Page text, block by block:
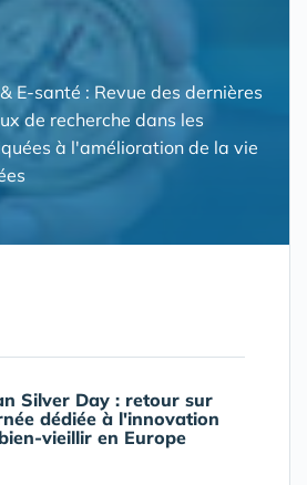
E-santé : Revue des dernières
de recherche dans les
à l'amélioration de la vie
Silver Day : retour sur
dédiée à l'innovation
vieillir en Europe